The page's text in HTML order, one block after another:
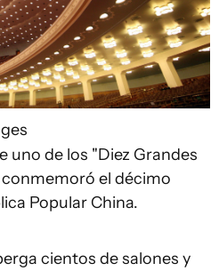
uno de los "Diez Grandes
el décimo
Popular China.
cientos de salones y